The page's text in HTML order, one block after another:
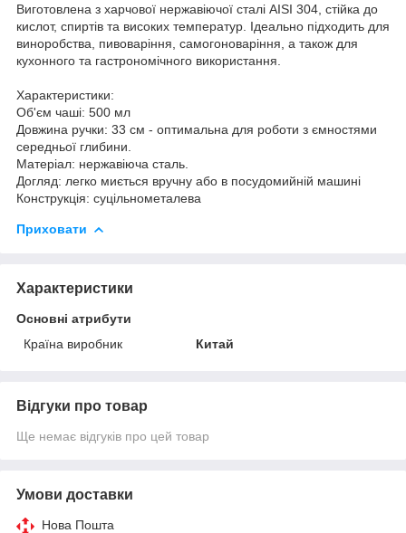
Виготовлена з харчової нержавіючої сталі AISI 304, стійка до
кислот, спиртів та високих температур. Ідеально підходить для
виноробства, пивоваріння, самогоноваріння, а також для
кухонного та гастрономічного використання.
Характеристики:
Об'єм чаші: 500 мл
Довжина ручки: 33 см - оптимальна для роботи з ємностями
середньої глибини.
Матеріал: нержавіюча сталь.
Догляд: легко миється вручну або в посудомийній машині
Конструкція: суцільнометалева
Приховати
Характеристики
Основні атрибути
Країна виробник
Китай
Відгуки про товар
Ще немає відгуків про цей товар
Умови доставки
Нова Пошта